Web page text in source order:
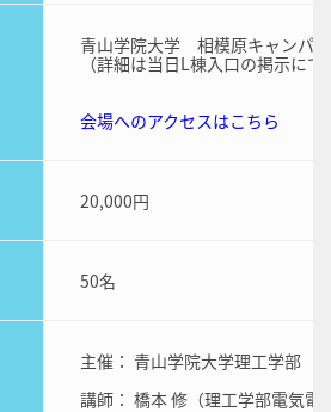
青山学院大学 相模原キャンパ
（詳細は当日L棟入口の掲示に
会場へのアクセスはこちら
20,000円
50名
主催： 青山学院大学理工学部
講師： 橋本 修（理工学部電気電